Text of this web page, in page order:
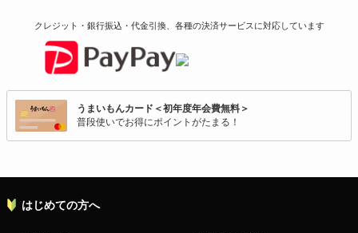
クレジット・銀行振込・代金引換、各種の決済サービスに対応しています
うまいもんカード＜初年度年会費無料＞
普段使いでお得にポイントがたまる！
はじめての方へ